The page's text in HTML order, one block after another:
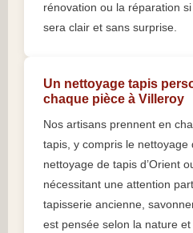
rénovation ou la réparation
sera clair et sans surprise.
Un nettoyage tapis
chaque pièce à Villeroy
Nos artisans prennent en
tapis, y compris le nettoyage
nettoyage de tapis d’Orient
nécessitant une attention
tapisserie ancienne,
est pensée selon la nature